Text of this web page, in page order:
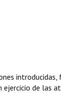
de las